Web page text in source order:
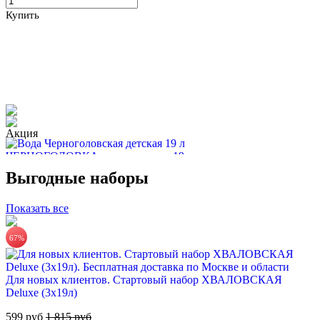
Купить
ЧЕРНОГОЛОВКА питьевая вода 19л
670 руб.
Купить
Выгодные наборы
Показать все
67%
Для новых клиентов. Стартовый набор ХВАЛОВСКАЯ
Deluxe (3х19л)
599 руб 1 815 руб